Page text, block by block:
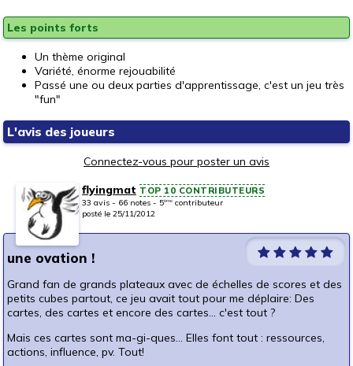
Les points forts
Un thème original
Variété, énorme rejouabilité
Passé une ou deux parties d'apprentissage, c'est un jeu très
"fun"
L'avis des joueurs
Connectez-vous pour poster un avis
flyingmat TOP 10 CONTRIBUTEURS
33 avis - 66 notes - 5ème contributeur
posté le 25/11/2012
une ovation !
Grand fan de grands plateaux avec de échelles de scores et des
petits cubes partout, ce jeu avait tout pour me déplaire: Des
cartes, des cartes et encore des cartes... c'est tout ?
Mais ces cartes sont ma-gi-ques... Elles font tout : ressources,
actions, influence, pv. Tout!